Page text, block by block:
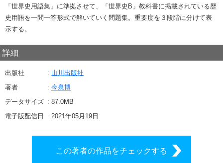
「世界史用語集」に準拠させて、「世界史B」教科書に掲載されている歴
史用語を一問一答形式で解いていく問題集。重要度を３段階に分けて表
示する。
詳細
出版社
山川出版社
著者
今泉博
データサイズ
87.0MB
電子版配信日
2021年05月19日
この著者の作品をチェックする